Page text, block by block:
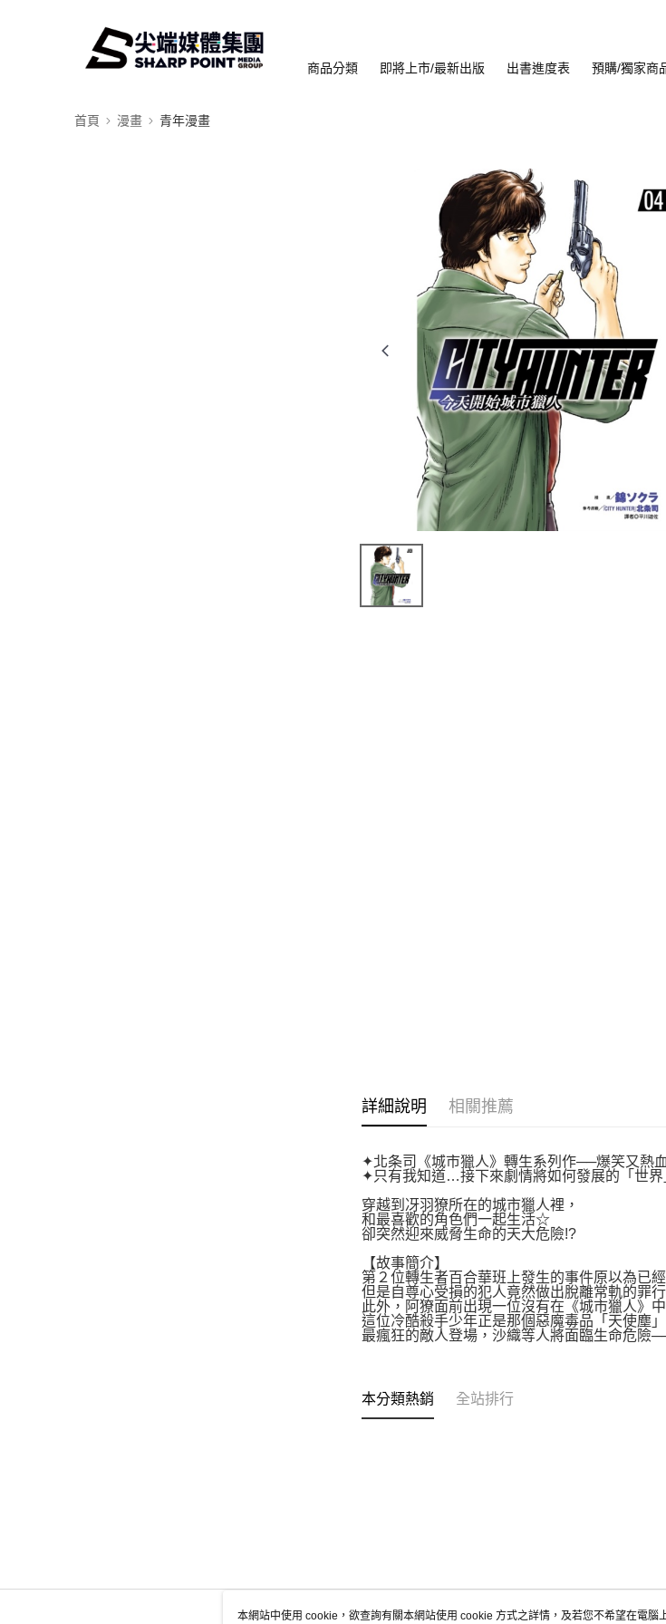
商品分類 即將上市/最新出版 出書進度表 預購/獨家商
首頁 漫畫 青年漫畫
詳細說明 相關推薦
✦北条司《城市獵人》轉生系列作──爆笑又熱
✦只有我知道…接下來劇情將如何發展的「世界
穿越到冴羽獠所在的城市獵人裡，
和最喜歡的角色們一起生活☆
卻突然迎來威脅生命的天大危險!?
【故事簡介】
第２位轉生者百合華班上發生的事件原以為已經
但是自尊心受損的犯人竟然做出脫離常軌的罪
此外，阿獠面前出現一位沒有在《城市獵人》
這位冷酷殺手少年正是那個惡魔毒品「天使塵
最瘋狂的敵人登場，沙織等人將面臨生命危險
本分類熱銷 全站排行
本網站中使用 cookie，欲查詢有關本網站使用 cookie 方式之詳情，及若您不希望在電腦